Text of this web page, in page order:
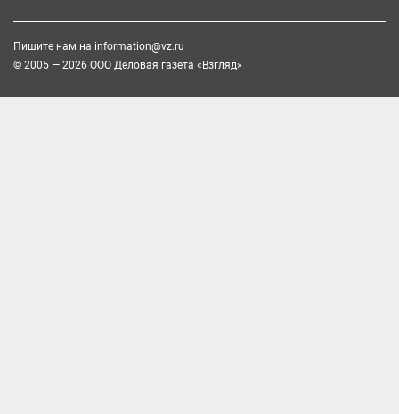
Пишите нам на information@vz.ru
© 2005 — 2026 ООО Деловая газета «Взгляд»